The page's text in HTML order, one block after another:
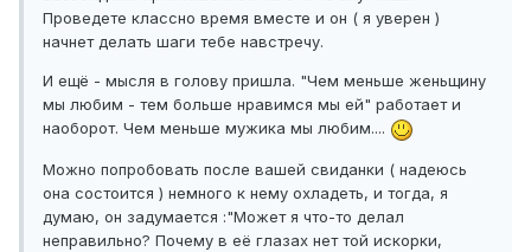
Проведете классно время вместе и он ( я уверен )
начнет делать шаги тебе навстречу.
И ещё - мысля в голову пришла. "Чем меньше женьщину
мы любим - тем больше нравимся мы ей" работает и
наоборот. Чем меньше мужика мы любим....
Можно попробовать после вашей свиданки ( надеюсь
она состоится ) немного к нему охладеть, и тогда, я
думаю, он задумается :"Может я что-то делал
неправильно? Почему в её глазах нет той искорки,